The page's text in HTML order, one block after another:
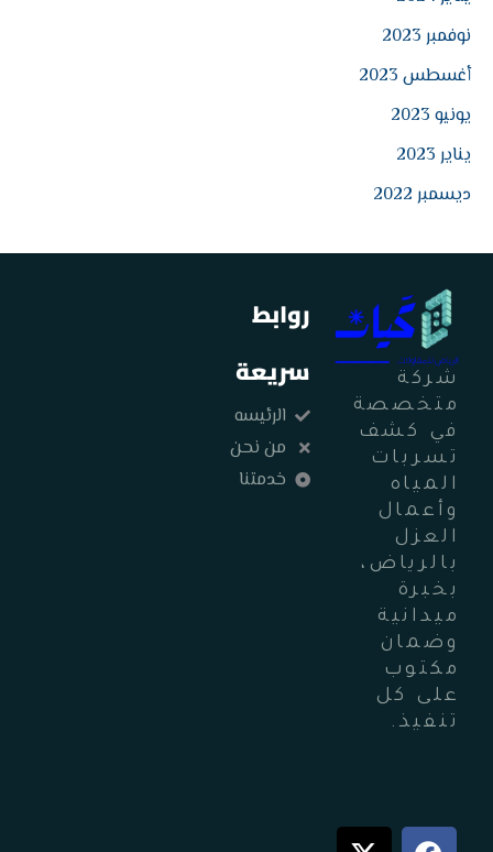
نوفمبر 2023
أغسطس 2023
يونيو 2023
يناير 2023
ديسمبر 2022
شركة
متخصصة
في كشف
تسربات
المياه
وأعمال
العزل
بالرياض،
بخبرة
ميدانية
وضمان
مكتوب
على كل
تنفيذ.
F
X Y
روابط
سريعة
الرئيسه
من نحن
خدمتنا